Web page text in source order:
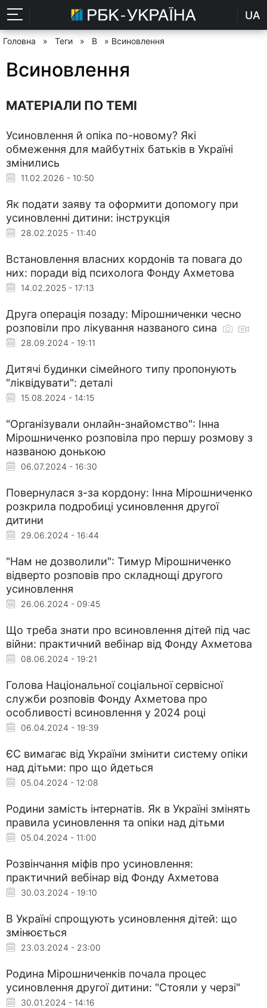
UA
Головна » Теги » В » Всиновлення
Всиновлення
МАТЕРІАЛИ ПО ТЕМІ
Усиновлення й опіка по-новому? Які
обмеження для майбутніх батьків в Україні
змінились
11.02.2026 - 10:50
Як подати заяву та оформити допомогу при
усиновленні дитини: інструкція
28.02.2025 - 11:40
Встановлення власних кордонів та повага до
них: поради від психолога Фонду Ахметова
14.02.2025 - 17:13
Друга операція позаду: Мірошниченки чесно
розповіли про лікування названого сина
28.09.2024 - 19:11
Дитячі будинки сімейного типу пропонують
"ліквідувати": деталі
15.08.2024 - 14:15
"Організували онлайн-знайомство": Інна
Мірошниченко розповіла про першу розмову з
названою донькою
06.07.2024 - 16:30
Повернулася з-за кордону: Інна Мірошниченко
розкрила подробиці усиновлення другої
дитини
29.06.2024 - 16:44
"Нам не дозволили": Тимур Мірошниченко
відверто розповів про складнощі другого
усиновлення
26.06.2024 - 09:45
Що треба знати про всиновлення дітей під час
війни: практичний вебінар від Фонду Ахметова
08.06.2024 - 19:21
Голова Національної соціальної сервісної
служби розповів Фонду Ахметова про
особливості всиновлення у 2024 році
06.04.2024 - 19:39
ЄС вимагає від України змінити систему опіки
над дітьми: про що йдеться
05.04.2024 - 12:08
Родини замість інтернатів. Як в Україні змінять
правила усиновлення та опіки над дітьми
05.04.2024 - 11:00
Розвінчання міфів про усиновлення:
практичний вебінар від Фонду Ахметова
30.03.2024 - 19:10
В Україні спрощують усиновлення дітей: що
змінюється
23.03.2024 - 23:00
Родина Мірошниченків почала процес
усиновлення другої дитини: "Стояли у черзі"
30.01.2024 - 14:16